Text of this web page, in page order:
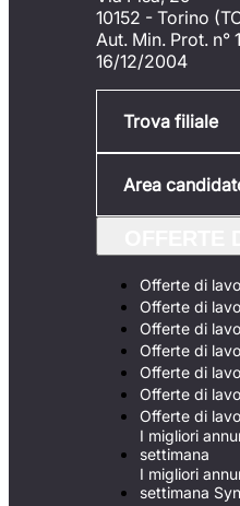
10152 - Torino
Aut. Min. Prot. n°
16/12/2004
Trova filiale
Area
Offerte di
Offerte di
Offerte di
Offerte di
Offerte di
Offerte di
Offerte di
I migliori
settimana
I migliori
settimana